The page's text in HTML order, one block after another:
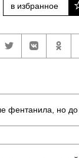
в избранное
фентанила, но